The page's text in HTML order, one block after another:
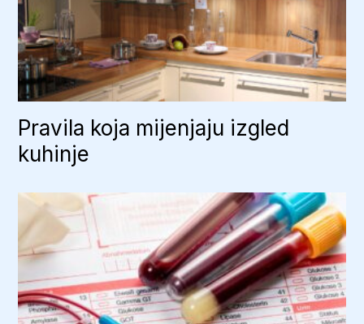
Pravila koja mijenjaju izgled
kuhinje